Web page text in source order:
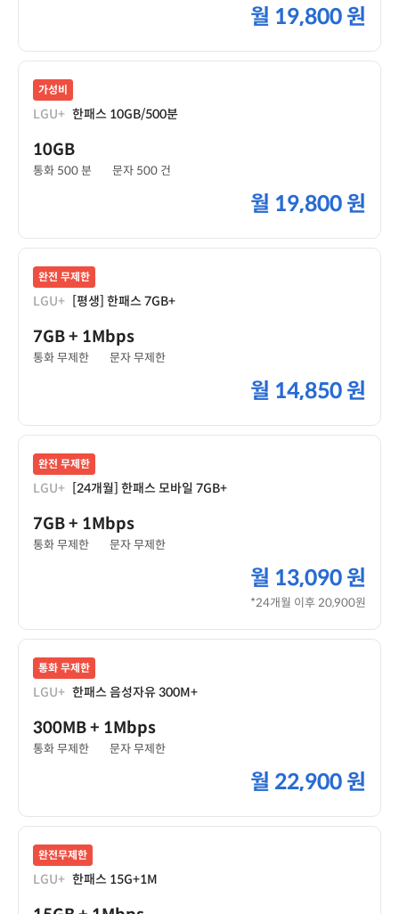
월 19,800 원
가성비
LGU+ 한패스 10GB/500분
10GB
통화 500 분 문자 500 건
월 19,800 원
완전 무제한
LGU+ [평생] 한패스 7GB+
7GB+ 1Mbps
통화 무제한 문자 무제한
월 14,850 원
완전 무제한
LGU+ [24개월] 한패스 모바일 7GB+
7GB+ 1Mbps
통화 무제한 문자 무제한
월 13,090 원
*24개월 이후 20,900원
통화 무제한
LGU+ 한패스 음성자유 300M+
300MB+ 1Mbps
통화 무제한 문자 무제한
월 22,900 원
완전무제한
LGU+ 한패스 15G+1M